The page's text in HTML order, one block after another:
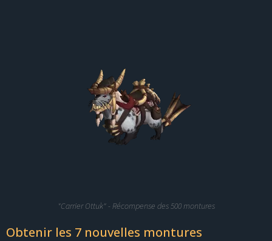
"Carrier Ottuk" - Récompense des 500 montures
Obtenir les 7 nouvelles montures